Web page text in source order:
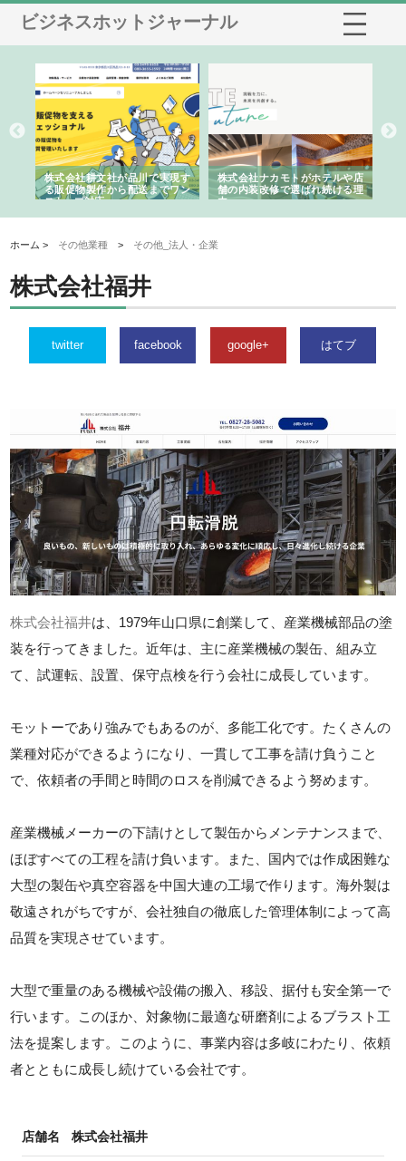
ビジネスホットジャーナル
株式会社耕文社が品川で実現す
る販促物製作から配送までワン
ストップ対応
株式会社ナカモトがホテルや店
舗の内装改修で選ばれ続ける理
由
ホーム > その他業種 > その他_法人・企業
株式会社福井
twitter facebook google+ はてブ
株式会社福井は、1979年山口県に創業して、産業機械部品の塗
装を行ってきました。近年は、主に産業機械の製缶、組み立
て、試運転、設置、保守点検を行う会社に成長しています。
モットーであり強みでもあるのが、多能工化です。たくさんの
業種対応ができるようになり、一貫して工事を請け負うこと
で、依頼者の手間と時間のロスを削減できるよう努めます。
産業機械メーカーの下請けとして製缶からメンテナンスまで、
ほぼすべての工程を請け負います。また、国内では作成困難な
大型の製缶や真空容器を中国大連の工場で作ります。海外製は
敬遠されがちですが、会社独自の徹底した管理体制によって高
品質を実現させています。
大型で重量のある機械や設備の搬入、移設、据付も安全第一で
行います。このほか、対象物に最適な研磨剤によるブラスト工
法を提案します。このように、事業内容は多岐にわたり、依頼
者とともに成長し続けている会社です。
店舗名 株式会社福井